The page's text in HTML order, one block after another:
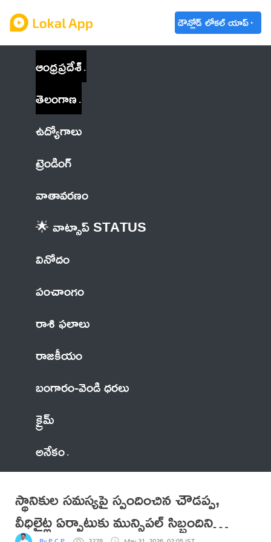
డౌన్లోడ్ లోకల్ యాప్
ఆంధ్రప్రదేశ్
తెలంగాణ
ఉద్యోగాలు
ట్రెండింగ్
వాతావరణం
🌟 వాట్సాప్ STATUS
వినోదం
పంచాంగం
రాశి ఫలాలు
రాజకీయం
బంగారం-వెండి ధరలు
క్రైమ్
అనేకం
స్థానికుల సమస్యపై స్పందించిన చౌడప్ప,
వీధిలైట్ల ఏర్పాటుకు మున్సిపల్ సిబ్బందిని